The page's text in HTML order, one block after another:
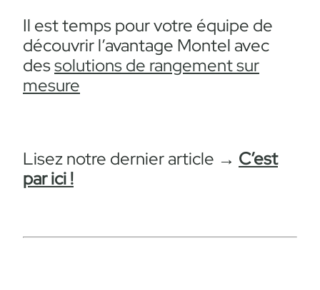
Il est temps pour votre équipe de
découvrir l’avantage Montel avec
dessolutions de rangement sur
mesure
Lisez notre dernier article → C’est
par ici !